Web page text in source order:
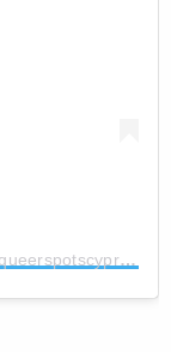
A post shared by QueerSpots Cyprus (@queerspotscyprus)